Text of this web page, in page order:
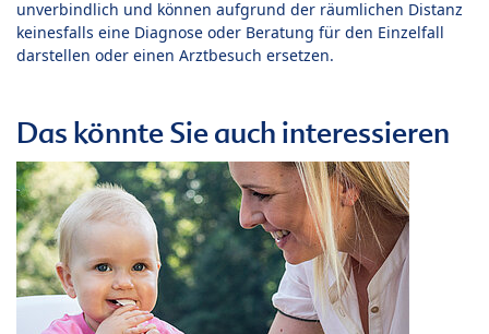
unverbindlich und können aufgrund der räumlichen Distanz
keinesfalls eine Diagnose oder Beratung für den Einzelfall
darstellen oder einen Arztbesuch ersetzen.
Das könnte Sie auch interessieren